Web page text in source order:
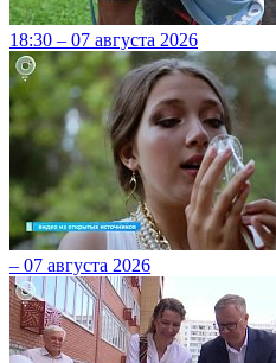
18:30 – 07 августа 2026
– 07 августа 2026